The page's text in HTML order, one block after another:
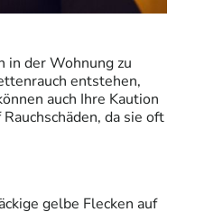
in der Wohnung zu
entstehen,
auch Ihre Kaution
da sie oft
gelbe Flecken auf